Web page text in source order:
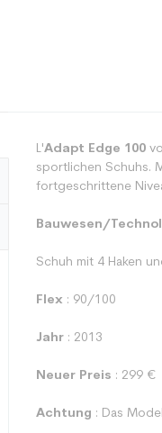
L'Adapt Edge 100
sportlichen Schuhs.
fortgeschrittene
Bauwesen/
Schuh mit 4 Haken
Flex : 90/100
Jahr: 2013
Neuer Preis : 299 €
Achtung : Das